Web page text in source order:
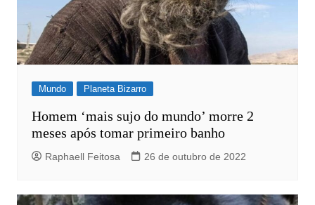
Mundo Planeta Bizarro
Homem ‘mais sujo do mundo’ morre 2
meses após tomar primeiro banho
Raphaell Feitosa 26 de outubro de 2022